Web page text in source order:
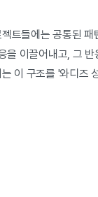
트들에는 공통된
을 이끌어내고, 그
이 구조를 '와디즈